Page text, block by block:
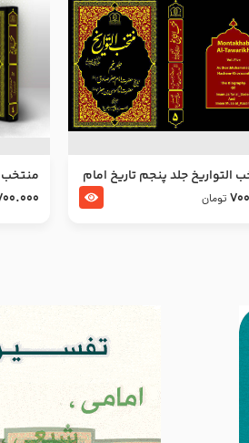
التواریخ جلد پنجم تاریخ امام
صادق و امام موسی بن جعفر
تومان
منتخب
زین